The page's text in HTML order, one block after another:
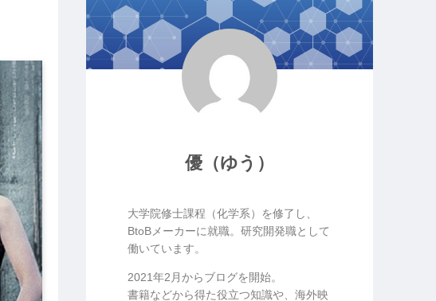
優（ゆう）
大学院修士課程（化学系）を修了し、
BtoBメーカーに就職。研究開発職として
働いています。
2021年2月からブログを開始。
書籍などから得た役立つ知識や、海外映